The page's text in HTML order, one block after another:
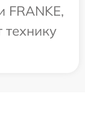
FRANKE,
технику